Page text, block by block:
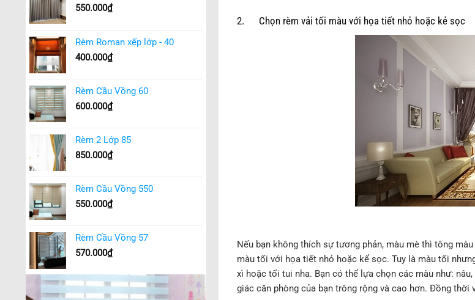
550.000₫
Rèm Roman xếp lớp - 40
400.000₫
Rèm Cầu Vồng 60
600.000₫
Rèm 2 Lớp 85
850.000₫
Rèm Cầu Vồng 550
550.000₫
Rèm Cầu Vồng 57
570.000₫
2. Chọn rèm vải tối màu với họa tiết nhỏ hoặc kẻ sọc
Nếu bạn không thích sự tương phản, màu mè thì tông
màu tối với họa tiết nhỏ hoặc kể sọc. Tuy là màu tối
xì hoặc tối tui nha. Bạn có thể lựa chọn các màu như:
giác căn phòng của bạn trông rộng và cao hơn. Đồng